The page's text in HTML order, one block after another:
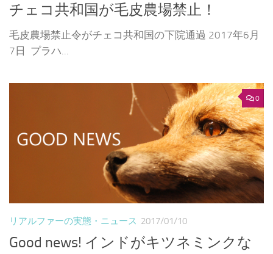
チェコ共和国が毛皮農場禁止！
毛皮農場禁止令がチェコ共和国の下院通過 2017年6月
7日 プラハ...
0
リアルファーの実態・ニュース 2017/01/10
Good news! インドがキツネミンクな